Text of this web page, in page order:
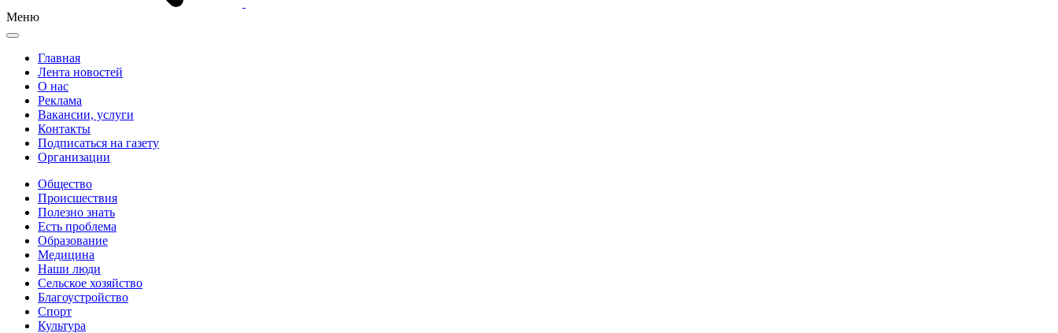
Меню
Главная
Лента новостей
О нас
Реклама
Вакансии, услуги
Контакты
Подписаться на газету
Организации
Общество
Происшествия
Полезно знать
Есть проблема
Образование
Медицина
Наши люди
Сельское хозяйство
Благоустройство
Спорт
Культура